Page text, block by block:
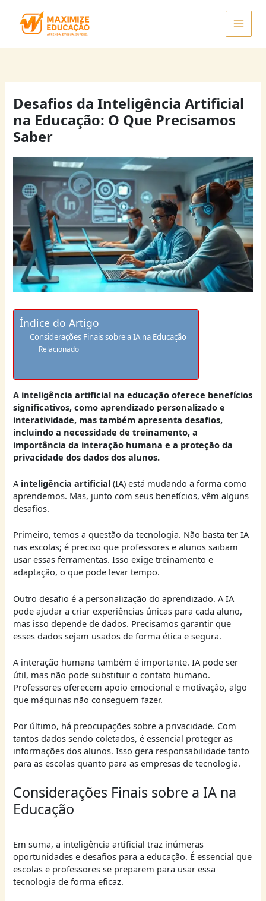
Desafios da Inteligência Artificial
na Educação: O Que Precisamos
Saber
Índice do Artigo
Considerações Finais sobre a IA na Educação
Relacionado
A inteligência artificial na educação oferece benefícios
significativos, como aprendizado personalizado e
interatividade, mas também apresenta desafios,
incluindo a necessidade de treinamento, a
importância da interação humana e a proteção da
privacidade dos dados dos alunos.
A inteligência artificial (IA) está mudando a forma como
aprendemos. Mas, junto com seus benefícios, vêm alguns
desafios.
Primeiro, temos a questão da tecnologia. Não basta ter IA
nas escolas; é preciso que professores e alunos saibam
usar essas ferramentas. Isso exige treinamento e
adaptação, o que pode levar tempo.
Outro desafio é a personalização do aprendizado. A IA
pode ajudar a criar experiências únicas para cada aluno,
mas isso depende de dados. Precisamos garantir que
esses dados sejam usados de forma ética e segura.
A interação humana também é importante. IA pode ser
útil, mas não pode substituir o contato humano.
Professores oferecem apoio emocional e motivação, algo
que máquinas não conseguem fazer.
Por último, há preocupações sobre a privacidade. Com
tantos dados sendo coletados, é essencial proteger as
informações dos alunos. Isso gera responsabilidade tanto
para as escolas quanto para as empresas de tecnologia.
Considerações Finais sobre a IA na
Educação
Em suma, a inteligência artificial traz inúmeras
oportunidades e desafios para a educação. É essencial que
escolas e professores se preparem para usar essa
tecnologia de forma eficaz.